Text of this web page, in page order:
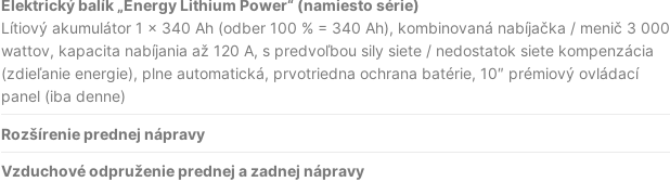
Elektrický balík „Energy Lithium Power“ (namiesto série)
Lítiový akumulátor 1 x 340 Ah (odber 100 % = 340 Ah), kombinovaná nabíjačka / menič 3 000
wattov, kapacita nabíjania až 120 A, s predvoľbou sily siete / nedostatok siete kompenzácia
(zdieľanie energie), plne automatická, prvotriedna ochrana batérie, 10″ prémiový ovládací
panel (iba denne)
Rozšírenie prednej nápravy
Vzduchové odpruženie prednej a zadnej nápravy